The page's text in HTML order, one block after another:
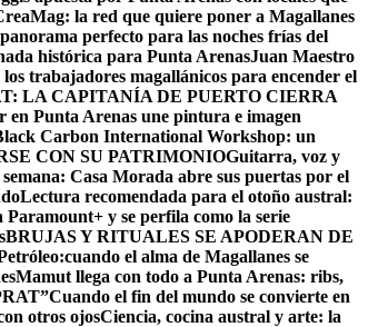
la red que quiere poner a Magallanes
perfecto para las noches frías del
histórica para Punta ArenasJuan Maestro
trabajadores magallánicos para encender el
LA CAPITANÍA DE PUERTO CIERRA
en Punta Arenas une pintura e imagen
Carbon International Workshop: un
CON SU PATRIMONIOGuitarra, voz y
Casa Morada abre sus puertas por el
Lectura recomendada para el otoño austral:
y se perfila como la serie
BRUJAS Y RITUALES SE APODERAN DE
el alma de Magallanes se
Mamut llega con todo a Punta Arenas: ribs,
Cuando el fin del mundo se convierte en
otros ojosCiencia, cocina austral y arte: la